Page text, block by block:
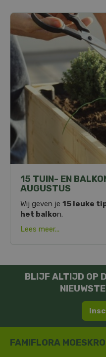
15 TUIN- EN
AUGUSTUS
Wij geven je 15 leuke
het balkon.
Lees meer...
BLIJF ALTIJD OP
FAMIFLORA